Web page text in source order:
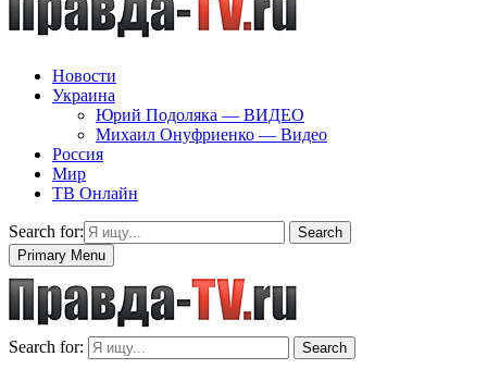
Новости
Украина
Юрий Подоляка — ВИДЕО
Михаил Онуфриенко — Видео
Россия
Мир
ТВ Онлайн
Search for:
Search
Primary Menu
Search for: Search